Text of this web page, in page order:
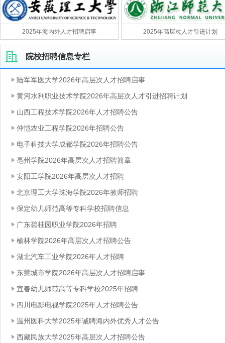
2025年海内外人才招聘启事 2025年高层次人才引进计划
院校招聘信息专栏
陆军军医大学2026年高层次人才招聘启事
黄河水利职业技术学院2026年高层次人才引进招聘计划
山西工程技术学院2026年人才招聘公告
仲恺农业工程学院2026年招聘公告
电子科技大学成都学院2026年招聘公告
亳州学院2026年高层次人才招聘简章
安阳工学院2026年高层次人才招聘
北京理工大学珠海学院2026年教师招聘
保定幼儿师范高等专科学校招聘信息
广东碧桂园职业学院2026年招聘
榆林学院2026年高层次人才招聘公告
湖北汽车工业学院2026年人才招聘
东莞城市学院2026年高层次人才招聘启事
宜春幼儿师范高等专科学校2025年招聘
四川电影电视学院2025年人才招聘公告
温州医科大学2025年诚聘海内外优秀人才公告
西藏民族大学2025年高层次人才招聘公告